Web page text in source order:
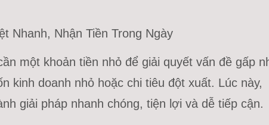
Nhanh, Nhận Tiền Trong Ngày
một khoản tiền nhỏ để giải quyết vấn đề gấp
kinh doanh nhỏ hoặc chi tiêu đột xuất. Lúc này,
giải pháp nhanh chóng, tiện lợi và dễ tiếp cận.